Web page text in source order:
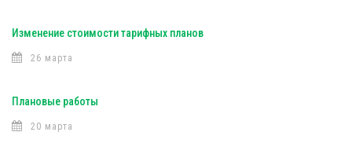
Изменение стоимости тарифных планов
26 марта
Плановые работы
20 марта